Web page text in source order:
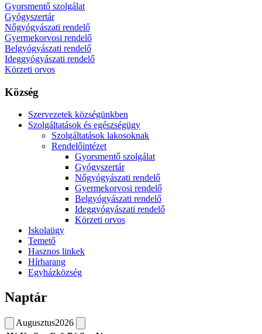
Gyorsmentő szolgálat
Gyógyszertár
Nőgyógyászati rendelő
Gyermekorvosi rendelő
Belgyógyászati rendelő
Ideggyógyászati rendelő
Körzeti orvos
Község
Szervezetek községünkben
Szolgáltatások és egészségügy
Szolgáltatások lakosoknak
Rendelőintézet
Gyorsmentő szolgálat
Gyógyszertár
Nőgyógyászati rendelő
Gyermekorvosi rendelő
Belgyógyászati rendelő
Ideggyógyászati rendelő
Körzeti orvos
Iskolaügy
Temető
Hasznos linkek
Hírharang
Egyházközség
Naptár
Augusztus2026